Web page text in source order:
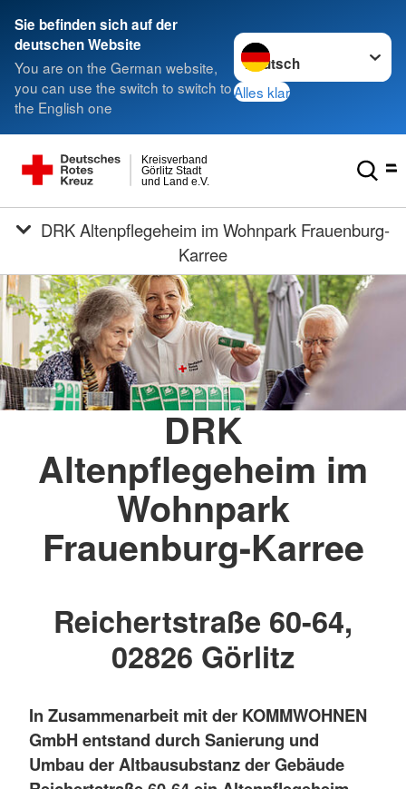
Sie befinden sich auf der
deutschen Website
You are on the German website,
you can use the switch to switch to
the English one
Sprache wechseln zu
Alles klar
und Land e.V.
Görlitz Stadt
Kreisverband
Karree
DRK
Altenpflegeheim im
Wohnpark
Frauenburg-Karree
Reichertstraße 60-64,
02826 Görlitz
In Zusammenarbeit mit der KOMMWOHNEN
GmbH entstand durch Sanierung und
Umbau der Altbausubstanz der Gebäude